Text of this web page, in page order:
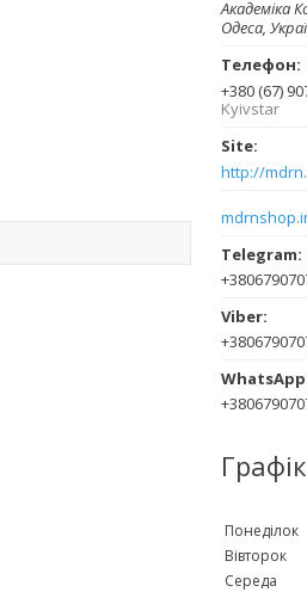
Академіка
Одеса,
+380 (67)
Kyivstar
http://
Понеділок
Вівторок
Середа